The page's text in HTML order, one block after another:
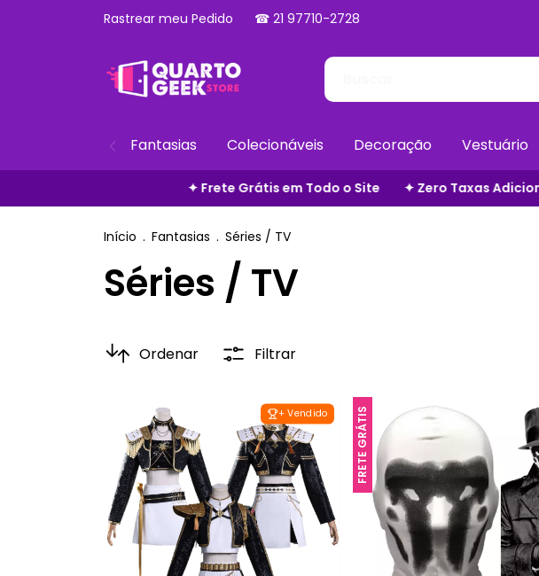
Rastrear meu Pedido ☎ 21 97710-2728
Fantasias Colecionáveis Decoração Vestuário
✦ Zero Taxas Adicionais ✦ Parcele em até 5x s/ juros
Início . Fantasias . Séries / TV
Séries / TV
Ordenar Filtrar
+ Vendido FRETE GRÁTIS